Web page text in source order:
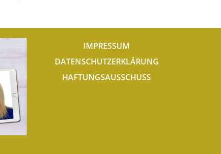
IMPRESSUM
DATENSCHUTZERKLÄRUNG
HAFTUNGSAUSSCHUSS